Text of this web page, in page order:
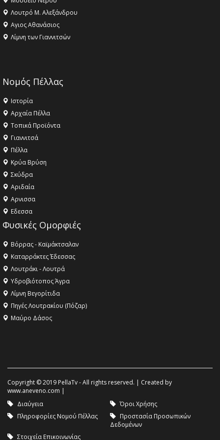
Λουτρό Μ. Αλεξάνδρου
Αγιος Αθανάσιος
Λίμνη των Γιαννιτσών
Νομός Πέλλας
Ιστορία
Αρχαία Πέλλα
Τοπικά Προϊόντα
Γιαννιτσά
Πέλλα
Κρύα Βρύση
Σκύδρα
Αριδαία
Aρνισσα
Eδεσσα
Φυσικές Ομορφιές
Βόρρας - Καϊμάκτσαλαν
Καταρράκτες Έδεσσας
Λουτράκι - Λουτρά
Υδροβιότοπος Άγρα
Λίμνη Βεγορίτιδα
Πηγές Λουτρακίου (Πόζαρ)
Μαύρο Δάσος
Copyright © 2019 PellaTv - All rights reserved. | Created by
www.aneveno.com |
Διαύγεια
Όροι Χρήσης
Πληροφορίες Νομού Πέλλας
Προστασία Προσωπικών
Δεδομένων
Στοιχεία Επικοινωνίας